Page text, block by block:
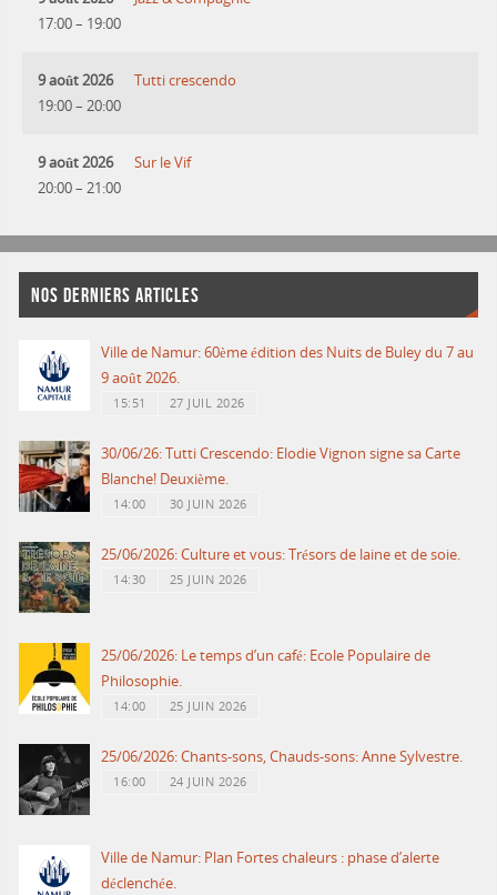
17:00– 19:00
9 août 2026
19:00– 20:00
Tutti crescendo
9 août 2026
20:00– 21:00
Sur le Vif
NOS DERNIERS ARTICLES
Ville de Namur: 60ème édition des Nuits de Buley du 7 au
9 août 2026.
15:51 27 JUIL 2026
30/06/26: Tutti Crescendo: Elodie Vignon signe sa Carte
Blanche! Deuxième.
14:00 30 JUIN 2026
25/06/2026: Culture et vous: Trésors de laine et de soie.
14:30 25 JUIN 2026
25/06/2026: Le temps d’un café: Ecole Populaire de
Philosophie.
14:00 25 JUIN 2026
25/06/2026: Chants-sons, Chauds-sons: Anne Sylvestre.
16:00 24 JUIN 2026
Ville de Namur: Plan Fortes chaleurs : phase d’alerte
déclenchée.